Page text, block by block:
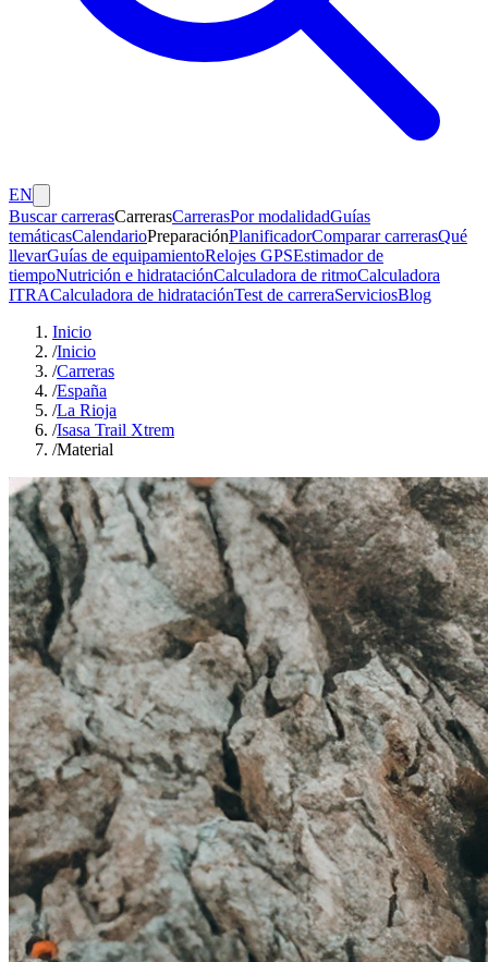
EN
Buscar carrerasCarrerasCarrerasPor modalidadGuías
temáticasCalendarioPreparaciónPlanificadorComparar carrerasQué
llevarGuías de equipamientoRelojes GPSEstimador de
tiempoNutrición e hidrataciónCalculadora de ritmoCalculadora
ITRACalculadora de hidrataciónTest de carreraServiciosBlog
Inicio
/Inicio
/Carreras
/España
/La Rioja
/Isasa Trail Xtrem
/Material